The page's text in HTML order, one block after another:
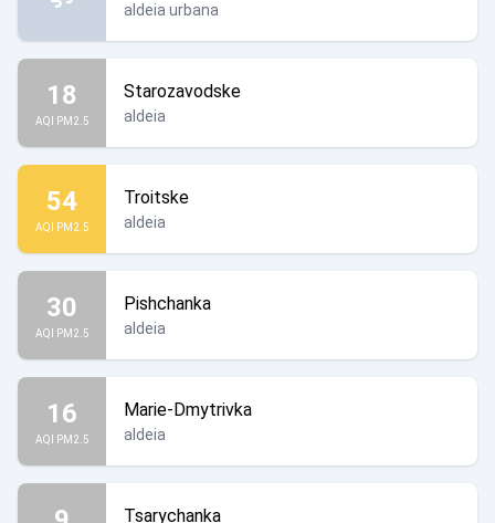
aldeia urbana
18
AQI PM2.5
Starozavodske
aldeia
54
AQI PM2.5
Troitske
aldeia
30
AQI PM2.5
Pishchanka
aldeia
16
AQI PM2.5
Marie-Dmytrivka
aldeia
Tsarychanka